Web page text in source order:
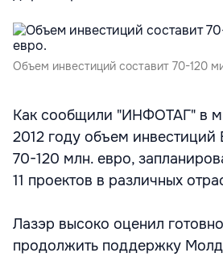
Объем инвестиций составит 70-120
Как сообщили "ИНФОТАГ" в
2012 году объем инвестиций
70-120 млн. евро,
11 проектов в различных
Лазэр высоко оценил
продолжить поддержку